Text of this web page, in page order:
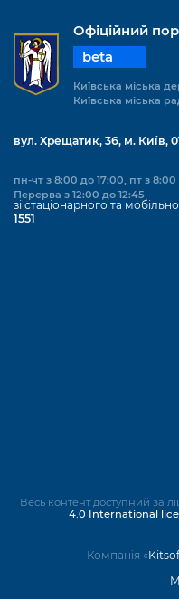
Офіційний
beta
Київська міська
Київська міська
вул. Хрещатик, 36, м. Київ,
пн-чт з 8:00 до 17:00, пт з 8:00
Перерва з 12:00 до 12:45
зі стаціонарного та
1551
Компанія «
Весь контент доступний за
4.0 International